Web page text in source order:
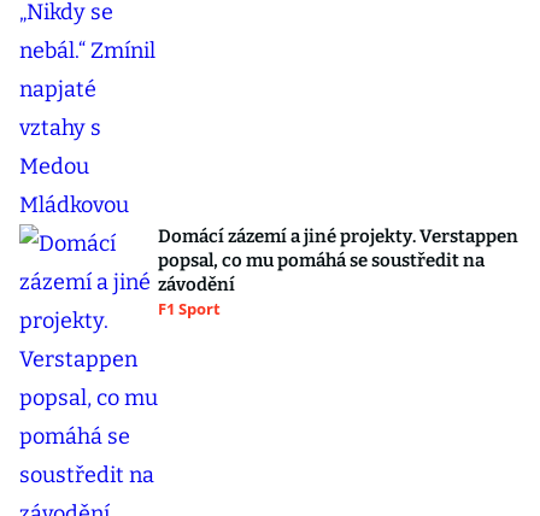
Domácí zázemí a jiné projekty. Verstappen
popsal, co mu pomáhá se soustředit na
závodění
F1 Sport